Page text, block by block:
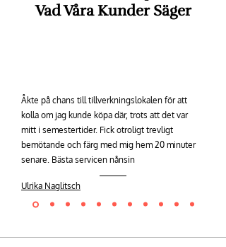
Vad Våra Kunder Säger
Åkte på chans till tillverkningslokalen för att
kolla om jag kunde köpa där, trots att det var
mitt i semestertider. Fick otroligt trevligt
bemötande och färg med mig hem 20 minuter
senare. Bästa servicen nånsin
Ulrika Naglitsch